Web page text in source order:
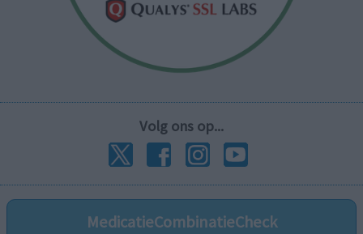
Volg ons op...
MedicatieCombinatieCheck